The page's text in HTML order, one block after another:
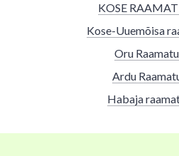
KOSE
Kose-Uuemõisa
Oru
Ardu
Habaja